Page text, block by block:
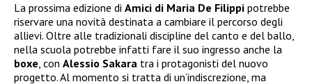
La prossima edizione di Amici di Maria De Filippi potrebbe
riservare una novità destinata a cambiare il percorso degli
allievi. Oltre alle tradizionali discipline del canto e del ballo,
nella scuola potrebbe infatti fare il suo ingresso anche la
boxe, con Alessio Sakara tra i protagonisti del nuovo
progetto. Al momento si tratta di un’indiscrezione, ma